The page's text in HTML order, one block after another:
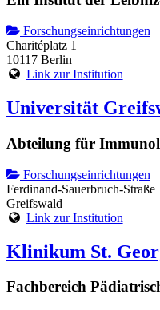
Forschungseinrichtungen
Charitéplatz 1
10117 Berlin
Link zur Institution
Universität
Abteilung für
Forschungseinrichtungen
Ferdinand-Sauerbruch-Straße
Greifswald
Link zur Institution
Klinikum St.
Fachbereich